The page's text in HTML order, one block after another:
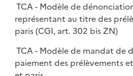
TCA - Modèle de
représentant au titre des
paris (CGI, art. 302 bis ZN)
TCA - Modèle de mandat de
paiement des prélèvements